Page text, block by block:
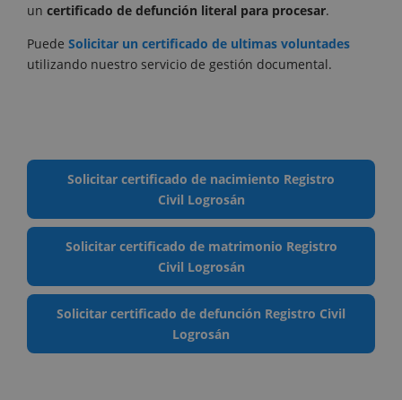
un certificado de defunción literal para procesar.
Puede Solicitar un certificado de ultimas voluntades
utilizando nuestro servicio de gestión documental.
Solicitar certificado de nacimiento Registro
Civil Logrosán
Solicitar certificado de matrimonio Registro
Civil Logrosán
Solicitar certificado de defunción Registro Civil
Logrosán